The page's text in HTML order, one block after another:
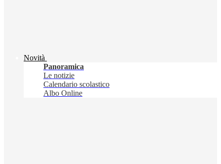
Novità
Panoramica
Le notizie
Calendario scolastico
Albo Online